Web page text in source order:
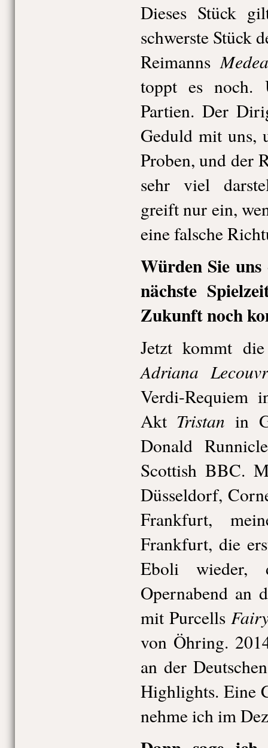
Dieses Stück
schwerste Stück
Reimanns
toppt es
Partien. Der
Geduld mit uns,
Proben, und der
sehr viel
greift nur ein,
eine falsche
Würden Sie
nächste
Zukunft noch
Jetzt kommt
Adriana
Verdi-Requiem
Akt Tristan in
Donald
Scottish BBC.
Düsseldorf,
Frankfurt,
Frankfurt, die
Eboli wieder,
Opernabend an
mit Purcells
von Öhring.
an der
Highlights. Eine
nehme ich im